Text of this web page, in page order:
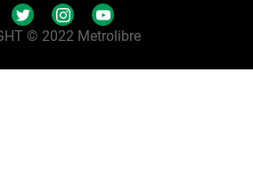
© 2022 Metrolibre